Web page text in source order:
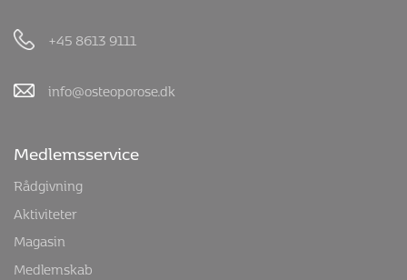
+45 8613 9111
info@osteoporose.dk
Medlemsservice
Rådgivning
Aktiviteter
Magasin
Medlemskab